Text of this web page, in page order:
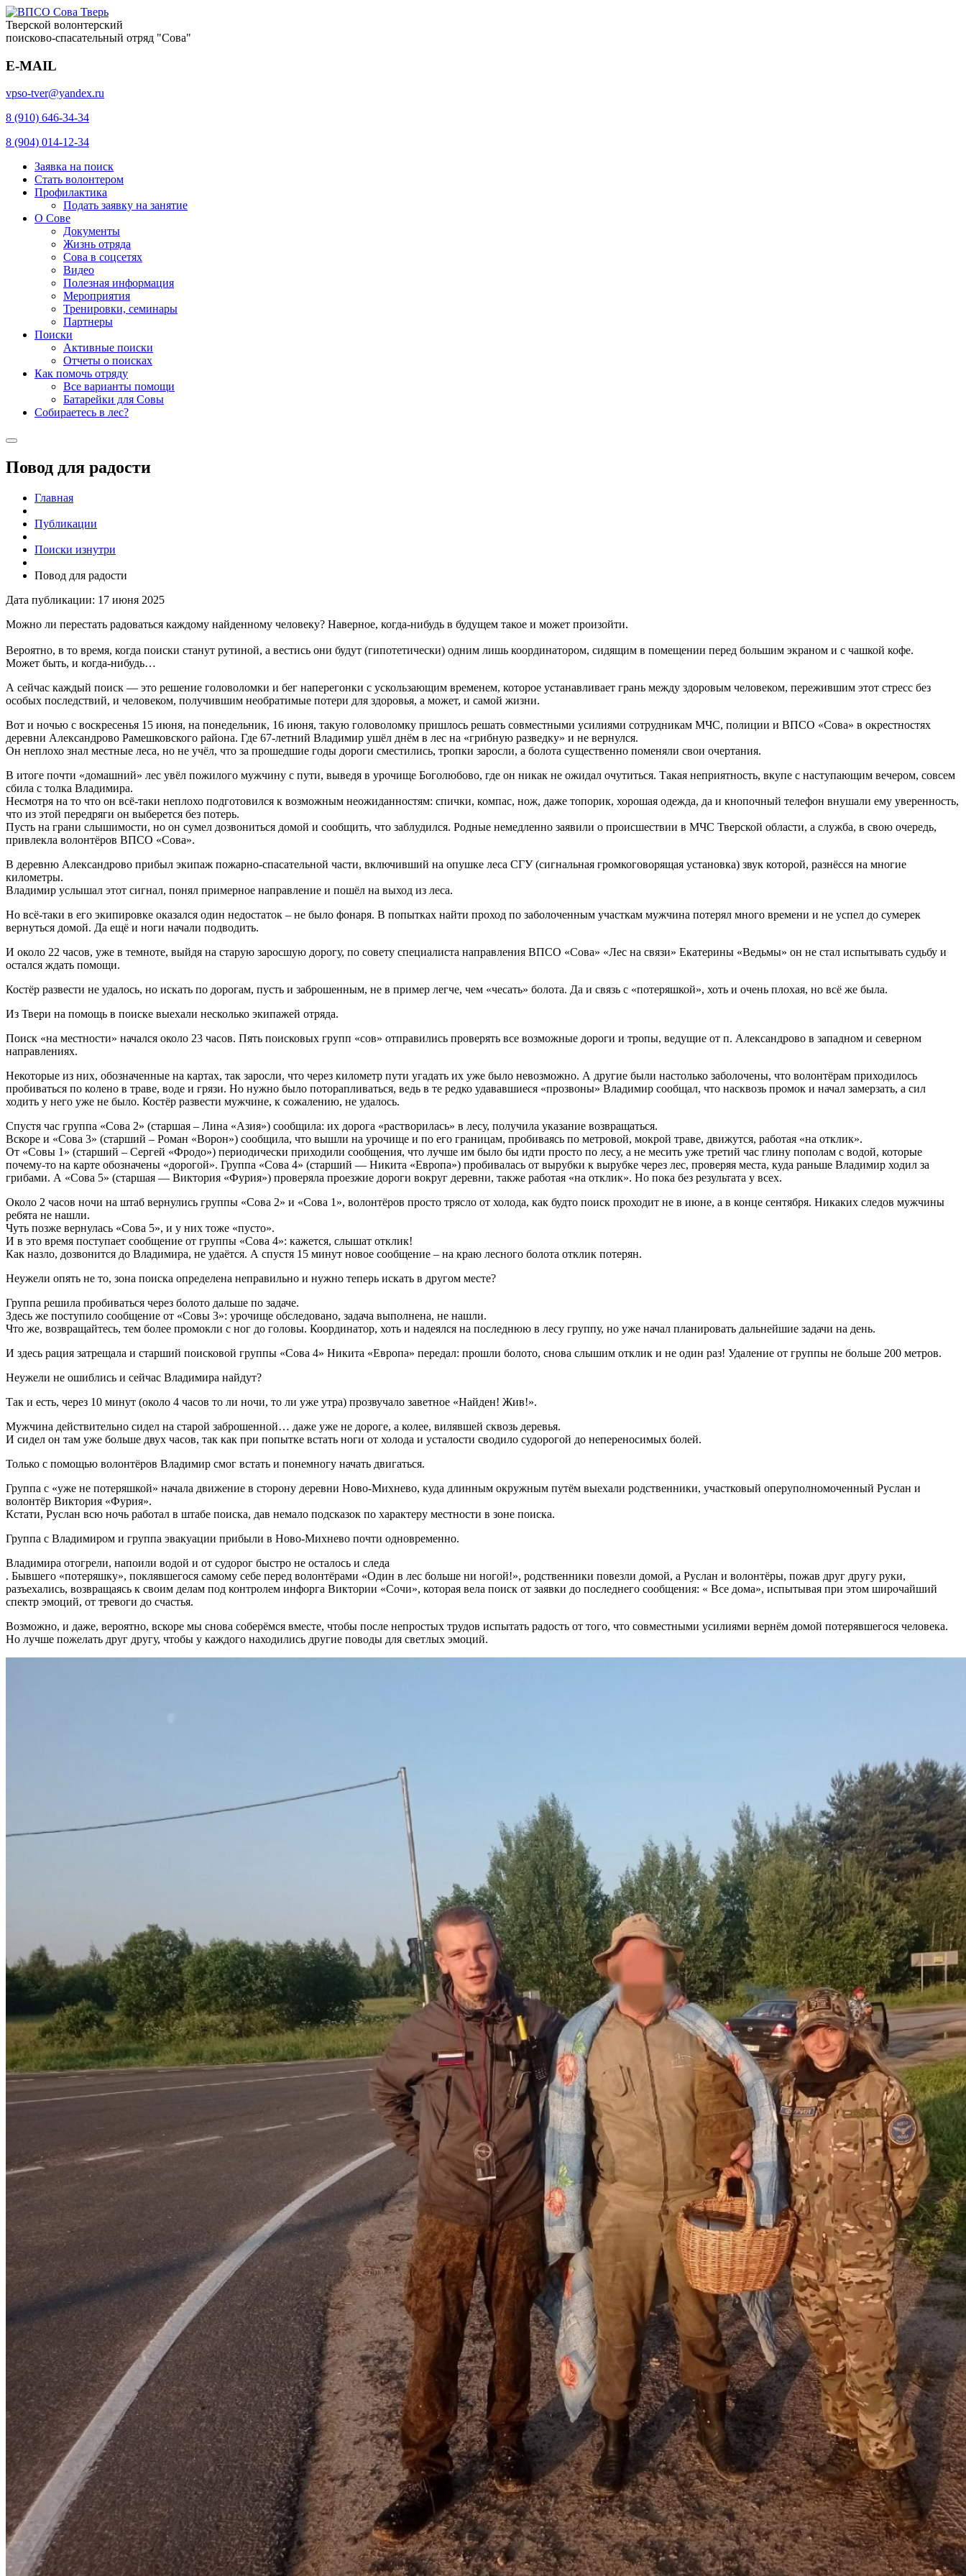
Тверской волонтерский
поисково-спасательный отряд "Сова"
E-MAIL
vpso-tver@yandex.ru
8 (910) 646-34-34
8 (904) 014-12-34
Заявка на поиск
Стать волонтером
Профилактика
Подать заявку на занятие
О Сове
Документы
Жизнь отряда
Сова в соцсетях
Видео
Полезная информация
Мероприятия
Тренировки, семинары
Партнеры
Поиски
Активные поиски
Отчеты о поисках
Как помочь отряду
Все варианты помощи
Батарейки для Совы
Собираетесь в лес?
Повод для радости
Главная
Публикации
Поиски изнутри
Повод для радости
Дата публикации: 17 июня 2025
Можно ли перестать радоваться каждому найденному человеку? Наверное, когда-нибудь в будущем такое и может произойти.
Вероятно, в то время, когда поиски станут рутиной, а вестись они будут (гипотетически) одним лишь координатором, сидящим в помещении перед большим экраном и с чашкой кофе.
Может быть, и когда-нибудь…
А сейчас каждый поиск — это решение головоломки и бег наперегонки с ускользающим временем, которое устанавливает грань между здоровым человеком, пережившим этот стресс без
особых последствий, и человеком, получившим необратимые потери для здоровья, а может, и самой жизни.
Вот и ночью с воскресенья 15 июня, на понедельник, 16 июня, такую головоломку пришлось решать совместными усилиями сотрудникам МЧС, полиции и ВПСО «Сова» в окрестностях
деревни Александрово Рамешковского района. Где 67-летний Владимир ушёл днём в лес на «грибную разведку» и не вернулся.
Он неплохо знал местные леса, но не учёл, что за прошедшие годы дороги сместились, тропки заросли, а болота существенно поменяли свои очертания.
В итоге почти «домашний» лес увёл пожилого мужчину с пути, выведя в урочище Боголюбово, где он никак не ожидал очутиться. Такая неприятность, вкупе с наступающим вечером, совсем
сбила с толка Владимира.
Несмотря на то что он всё-таки неплохо подготовился к возможным неожиданностям: спички, компас, нож, даже топорик, хорошая одежда, да и кнопочный телефон внушали ему уверенность,
что из этой передряги он выберется без потерь.
Пусть на грани слышимости, но он сумел дозвониться домой и сообщить, что заблудился. Родные немедленно заявили о происшествии в МЧС Тверской области, а служба, в свою очередь,
привлекла волонтёров ВПСО «Сова».
В деревню Александрово прибыл экипаж пожарно-спасательной части, включивший на опушке леса СГУ (сигнальная громкоговорящая установка) звук которой, разнёсся на многие
километры.
Владимир услышал этот сигнал, понял примерное направление и пошёл на выход из леса.
Но всё-таки в его экипировке оказался один недостаток – не было фонаря. В попытках найти проход по заболоченным участкам мужчина потерял много времени и не успел до сумерек
вернуться домой. Да ещё и ноги начали подводить.
И около 22 часов, уже в темноте, выйдя на старую заросшую дорогу, по совету специалиста направления ВПСО «Сова» «Лес на связи» Екатерины «Ведьмы» он не стал испытывать судьбу и
остался ждать помощи.
Костёр развести не удалось, но искать по дорогам, пусть и заброшенным, не в пример легче, чем «чесать» болота. Да и связь с «потеряшкой», хоть и очень плохая, но всё же была.
Из Твери на помощь в поиске выехали несколько экипажей отряда.
Поиск «на местности» начался около 23 часов. Пять поисковых групп «сов» отправились проверять все возможные дороги и тропы, ведущие от п. Александрово в западном и северном
направлениях.
Некоторые из них, обозначенные на картах, так заросли, что через километр пути угадать их уже было невозможно. А другие были настолько заболочены, что волонтёрам приходилось
пробиваться по колено в траве, воде и грязи. Но нужно было поторапливаться, ведь в те редко удававшиеся «прозвоны» Владимир сообщал, что насквозь промок и начал замерзать, а сил
ходить у него уже не было. Костёр развести мужчине, к сожалению, не удалось.
Спустя час группа «Сова 2» (старшая – Лина «Азия») сообщила: их дорога «растворилась» в лесу, получила указание возвращаться.
Вскоре и «Сова 3» (старший – Роман «Ворон») сообщила, что вышли на урочище и по его границам, пробиваясь по метровой, мокрой траве, движутся, работая «на отклик».
От «Совы 1» (старший – Сергей «Фродо») периодически приходили сообщения, что лучше им было бы идти просто по лесу, а не месить уже третий час глину пополам с водой, которые
почему-то на карте обозначены «дорогой». Группа «Сова 4» (старший — Никита «Европа») пробивалась от вырубки к вырубке через лес, проверяя места, куда раньше Владимир ходил за
грибами. А «Сова 5» (старшая — Виктория «Фурия») проверяла проезжие дороги вокруг деревни, также работая «на отклик». Но пока без результата у всех.
Около 2 часов ночи на штаб вернулись группы «Сова 2» и «Сова 1», волонтёров просто трясло от холода, как будто поиск проходит не в июне, а в конце сентября. Никаких следов мужчины
ребята не нашли.
Чуть позже вернулась «Сова 5», и у них тоже «пусто».
И в это время поступает сообщение от группы «Сова 4»: кажется, слышат отклик!
Как назло, дозвонится до Владимира, не удаётся. А спустя 15 минут новое сообщение – на краю лесного болота отклик потерян.
Неужели опять не то, зона поиска определена неправильно и нужно теперь искать в другом месте?
Группа решила пробиваться через болото дальше по задаче.
Здесь же поступило сообщение от «Совы 3»: урочище обследовано, задача выполнена, не нашли.
Что же, возвращайтесь, тем более промокли с ног до головы. Координатор, хоть и надеялся на последнюю в лесу группу, но уже начал планировать дальнейшие задачи на день.
И здесь рация затрещала и старший поисковой группы «Сова 4» Никита «Европа» передал: прошли болото, снова слышим отклик и не один раз! Удаление от группы не больше 200 метров.
Неужели не ошиблись и сейчас Владимира найдут?
Так и есть, через 10 минут (около 4 часов то ли ночи, то ли уже утра) прозвучало заветное «Найден! Жив!».
Мужчина действительно сидел на старой заброшенной… даже уже не дороге, а колее, вилявшей сквозь деревья.
И сидел он там уже больше двух часов, так как при попытке встать ноги от холода и усталости сводило судорогой до непереносимых болей.
Только с помощью волонтёров Владимир смог встать и понемногу начать двигаться.
Группа с «уже не потеряшкой» начала движение в сторону деревни Ново-Михнево, куда длинным окружным путём выехали родственники, участковый оперуполномоченный Руслан и
волонтёр Виктория «Фурия».
Кстати, Руслан всю ночь работал в штабе поиска, дав немало подсказок по характеру местности в зоне поиска.
Группа с Владимиром и группа эвакуации прибыли в Ново-Михнево почти одновременно.
Владимира отогрели, напоили водой и от судорог быстро не осталось и следа
. Бывшего «потеряшку», поклявшегося самому себе перед волонтёрами «Один в лес больше ни ногой!», родственники повезли домой, а Руслан и волонтёры, пожав друг другу руки,
разъехались, возвращаясь к своим делам под контролем инфорга Виктории «Сочи», которая вела поиск от заявки до последнего сообщения: « Все дома», испытывая при этом широчайший
спектр эмоций, от тревоги до счастья.
Возможно, и даже, вероятно, вскоре мы снова соберёмся вместе, чтобы после непростых трудов испытать радость от того, что совместными усилиями вернём домой потерявшегося человека.
Но лучше пожелать друг другу, чтобы у каждого находились другие поводы для светлых эмоций.